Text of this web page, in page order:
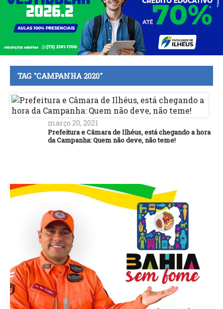
TAG "CAMPANHA 2020"
março 20, 2021
Prefeitura e Câmara de Ilhéus, está chegando a hora
da Campanha: Quem não deve, não teme!